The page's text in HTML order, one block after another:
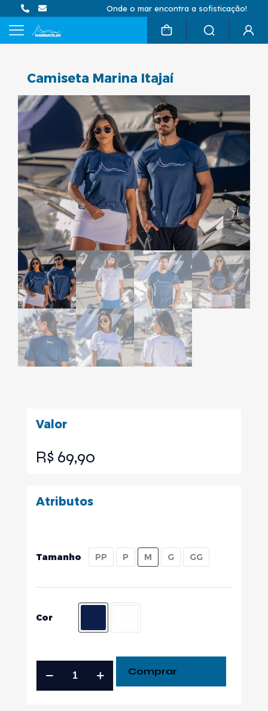
Onde o mar encontra a sofisticação!
Camiseta Marina Itajaí
Valor
R$ 69,90
Atributos
Tamanho PP P M G GG
Cor
Comprar